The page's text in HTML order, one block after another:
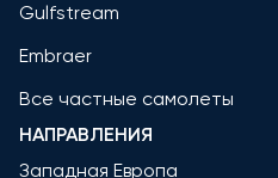
Gulfstream
Embraer
Все частные самолеты
НАПРАВЛЕНИЯ
Западная Европа